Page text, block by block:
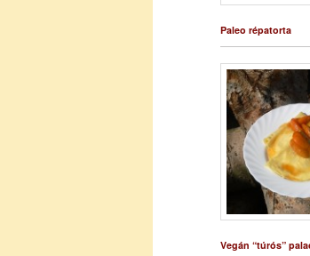
Paleo répatorta
Vegán “túrós”